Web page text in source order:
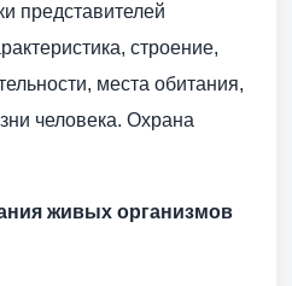
представителей
строение,
места обитания,
человека. Охрана
живых организмов